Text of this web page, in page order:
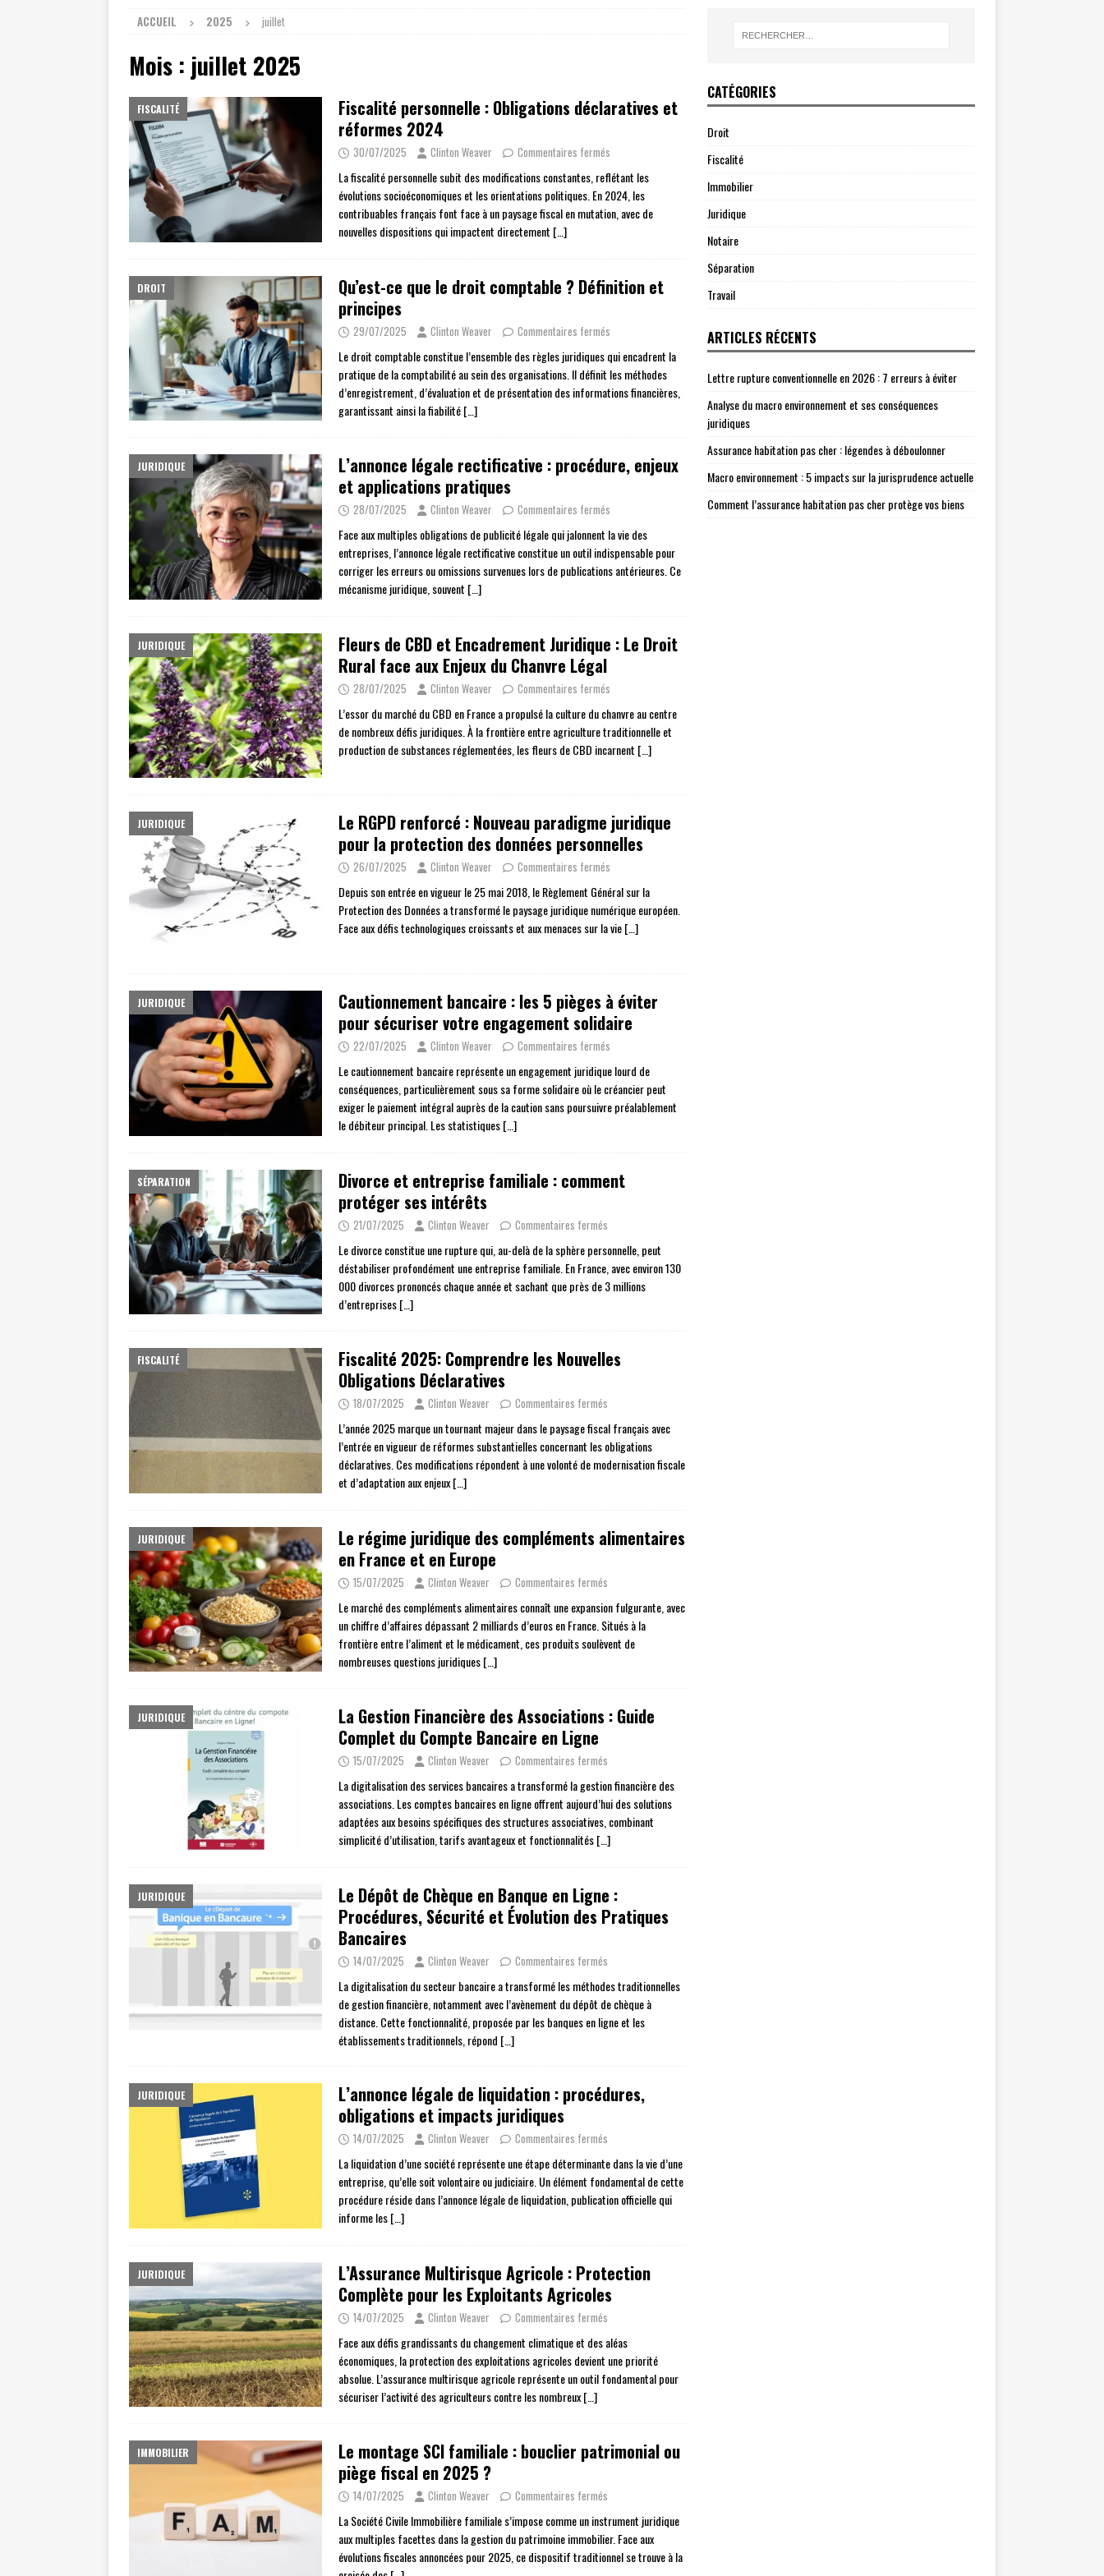
ACCUEIL 2025 juillet
Mois : juillet 2025
FISCALITÉ
Fiscalité personnelle : Obligations déclaratives et
réformes 2024
30/07/2025 Clinton Weaver Commentaires fermés
La fiscalité personnelle subit des modifications constantes, reflétant les
évolutions socioéconomiques et les orientations politiques. En 2024, les
contribuables français font face à un paysage fiscal en mutation, avec de
nouvelles dispositions qui impactent directement […]
DROIT
Qu’est-ce que le droit comptable ? Définition et
principes
29/07/2025 Clinton Weaver Commentaires fermés
Le droit comptable constitue l’ensemble des règles juridiques qui encadrent la
pratique de la comptabilité au sein des organisations. Il définit les méthodes
d’enregistrement, d’évaluation et de présentation des informations financières,
garantissant ainsi la fiabilité[…]
JURIDIQUE
L’annonce légale rectificative : procédure, enjeux
et applications pratiques
28/07/2025 Clinton Weaver Commentaires fermés
Face aux multiples obligations de publicité légale qui jalonnent la vie des
entreprises, l’annonce légale rectificative constitue un outil indispensable pour
corriger les erreurs ou omissions survenues lors de publications antérieures. Ce
mécanisme juridique, souvent […]
JURIDIQUE
Fleurs de CBD et Encadrement Juridique : Le Droit
Rural face aux Enjeux du Chanvre Légal
28/07/2025 Clinton Weaver Commentaires fermés
L’essor du marché du CBD en France a propulsé la culture du chanvre au centre
de nombreux défis juridiques. À la frontière entre agriculture traditionnelle et
production de substances réglementées, les fleurs de CBD incarnent […]
JURIDIQUE
Le RGPD renforcé : Nouveau paradigme juridique
pour la protection des données personnelles
26/07/2025 Clinton Weaver Commentaires fermés
Depuis son entrée en vigueur le 25 mai 2018, le Règlement Général sur la
Protection des Données a transformé le paysage juridique numérique européen.
Face aux défis technologiques croissants et aux menaces sur la vie[…]
JURIDIQUE
Cautionnement bancaire : les 5 pièges à éviter
pour sécuriser votre engagement solidaire
22/07/2025 Clinton Weaver Commentaires fermés
Le cautionnement bancaire représente un engagement juridique lourd de
conséquences, particulièrement sous sa forme solidaire où le créancier peut
exiger le paiement intégral auprès de la caution sans poursuivre préalablement
le débiteur principal. Les statistiques[…]
SÉPARATION
Divorce et entreprise familiale : comment
protéger ses intérêts
21/07/2025 Clinton Weaver Commentaires fermés
Le divorce constitue une rupture qui, au-delà de la sphère personnelle, peut
déstabiliser profondément une entreprise familiale. En France, avec environ 130
000 divorces prononcés chaque année et sachant que près de 3 millions
d’entreprises[…]
FISCALITÉ
Fiscalité 2025: Comprendre les Nouvelles
Obligations Déclaratives
18/07/2025 Clinton Weaver Commentaires fermés
L’année 2025 marque un tournant majeur dans le paysage fiscal français avec
l’entrée en vigueur de réformes substantielles concernant les obligations
déclaratives. Ces modifications répondent à une volonté de modernisation fiscale
et d’adaptation aux enjeux[…]
JURIDIQUE
Le régime juridique des compléments alimentaires
en France et en Europe
15/07/2025 Clinton Weaver Commentaires fermés
Le marché des compléments alimentaires connaît une expansion fulgurante, avec
un chiffre d’affaires dépassant 2 milliards d’euros en France. Situés à la
frontière entre l’aliment et le médicament, ces produits soulèvent de
nombreuses questions juridiques[…]
JURIDIQUE
La Gestion Financière des Associations : Guide
Complet du Compte Bancaire en Ligne
15/07/2025 Clinton Weaver Commentaires fermés
La digitalisation des services bancaires a transformé la gestion financière des
associations. Les comptes bancaires en ligne offrent aujourd’hui des solutions
adaptées aux besoins spécifiques des structures associatives, combinant
simplicité d’utilisation, tarifs avantageux et fonctionnalités[…]
JURIDIQUE
Le Dépôt de Chèque en Banque en Ligne :
Procédures, Sécurité et Évolution des Pratiques
Bancaires
14/07/2025 Clinton Weaver Commentaires fermés
La digitalisation du secteur bancaire a transformé les méthodes traditionnelles
de gestion financière, notamment avec l’avènement du dépôt de chèque à
distance. Cette fonctionnalité, proposée par les banques en ligne et les
établissements traditionnels, répond […]
JURIDIQUE
L’annonce légale de liquidation : procédures,
obligations et impacts juridiques
14/07/2025 Clinton Weaver Commentaires fermés
La liquidation d’une société représente une étape déterminante dans la vie d’une
entreprise, qu’elle soit volontaire ou judiciaire. Un élément fondamental de cette
procédure réside dans l’annonce légale de liquidation, publication officielle qui
informe les[…]
JURIDIQUE
L’Assurance Multirisque Agricole : Protection
Complète pour les Exploitants Agricoles
14/07/2025 Clinton Weaver Commentaires fermés
Face aux défis grandissants du changement climatique et des aléas
économiques, la protection des exploitations agricoles devient une priorité
absolue. L’assurance multirisque agricole représente un outil fondamental pour
sécuriser l’activité des agriculteurs contre les nombreux[…]
IMMOBILIER
Le montage SCI familiale : bouclier patrimonial ou
piège fiscal en 2025 ?
14/07/2025 Clinton Weaver Commentaires fermés
La Société Civile Immobilière familiale s’impose comme un instrument juridique
aux multiples facettes dans la gestion du patrimoine immobilier. Face aux
évolutions fiscales annoncées pour 2025, ce dispositif traditionnel se trouve à la
CATÉGORIES
Droit
Fiscalité
Immobilier
Juridique
Notaire
Séparation
Travail
ARTICLES RÉCENTS
Lettre rupture conventionnelle en 2026 : 7 erreurs à éviter
Analyse du macro environnement et ses conséquences
juridiques
Assurance habitation pas cher : légendes à déboulonner
Macro environnement : 5 impacts sur la jurisprudence actuelle
Comment l’assurance habitation pas cher protège vos biens